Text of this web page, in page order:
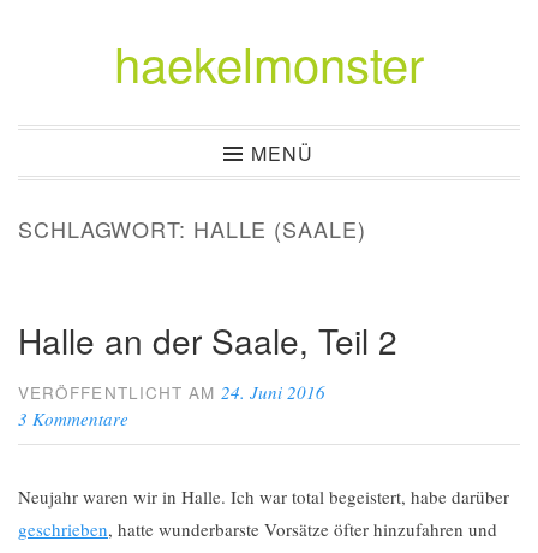
haekelmonster
MENÜ
SCHLAGWORT: HALLE (SAALE)
Halle an der Saale, Teil 2
VERÖFFENTLICHT AM24. Juni 2016
3 Kommentare
Neujahr waren wir in Halle. Ich war total begeistert, habe darüber
geschrieben, hatte wunderbarste Vorsätze öfter hinzufahren und